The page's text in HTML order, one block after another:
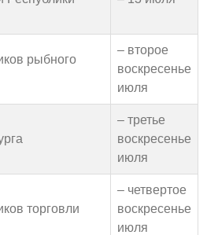
рыбного
– второе
воскресенье
июля
– третье
воскресенье
июля
торговли
– четвертое
воскресенье
июля